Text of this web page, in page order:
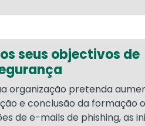
seus objectivos de
organização pretenda
e conclusão da formação
de e-mails de phishing, as